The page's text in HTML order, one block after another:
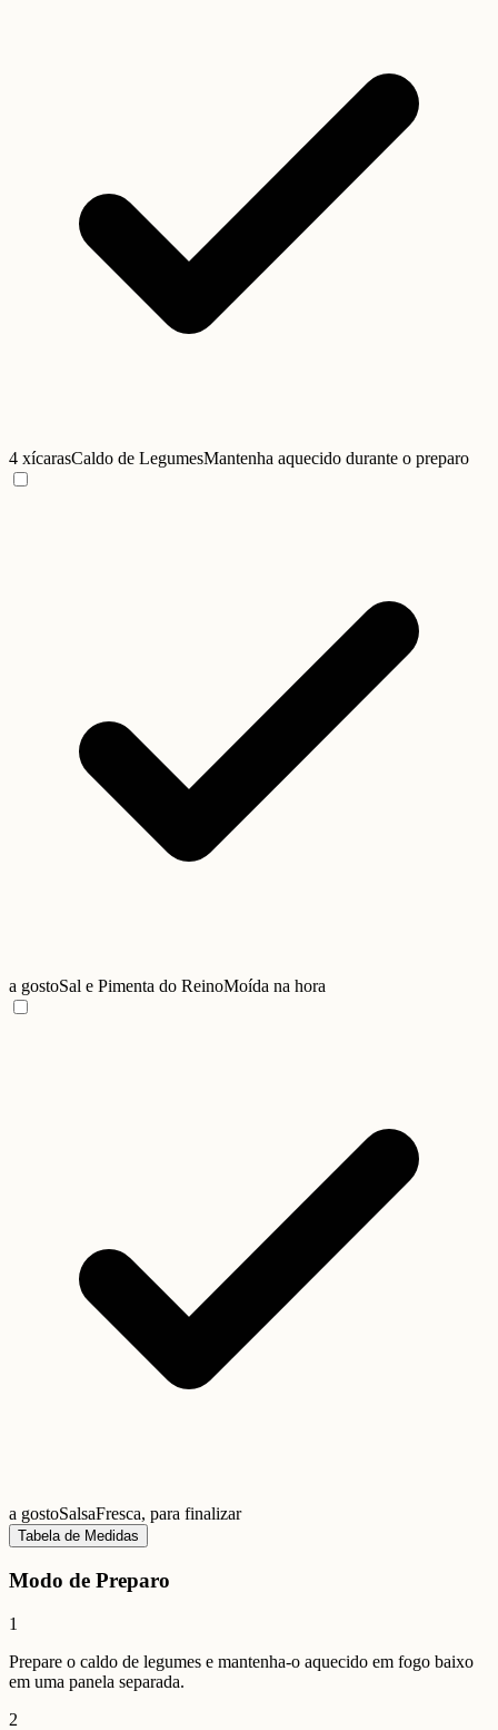
4 xícarasCaldo de LegumesMantenha aquecido durante o preparo
a gostoSal e Pimenta do ReinoMoída na hora
a gostoSalsaFresca, para finalizar
Tabela de Medidas
Modo de Preparo
1
Prepare o caldo de legumes e mantenha-o aquecido em fogo baixo
em uma panela separada.
2